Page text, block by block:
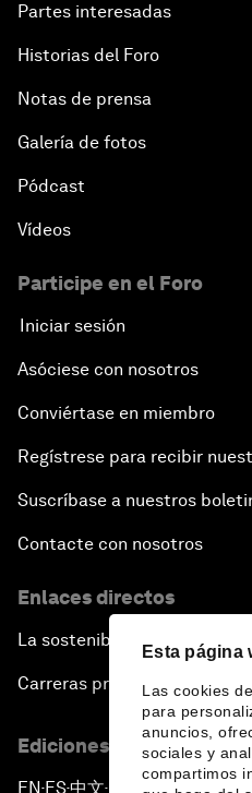
Esta página
Las cookies
para
anuncios,
sociales y
compartimos
Partes interesadas
Historias del Foro
Notas de prensa
Galería de fotos
Pódcast
Vídeos
Participe en el Foro
Iniciar sesión
Asóciese con nosotros
Conviértase en miembro
Regístrese para recibir
Suscríbase a nuestros
Contacte con nosotros
Enlaces directos
La sostenibilidad en el Foro
Carreras profesionales
Ediciones en otros
EN ▪ES▪中文▪ 日本語